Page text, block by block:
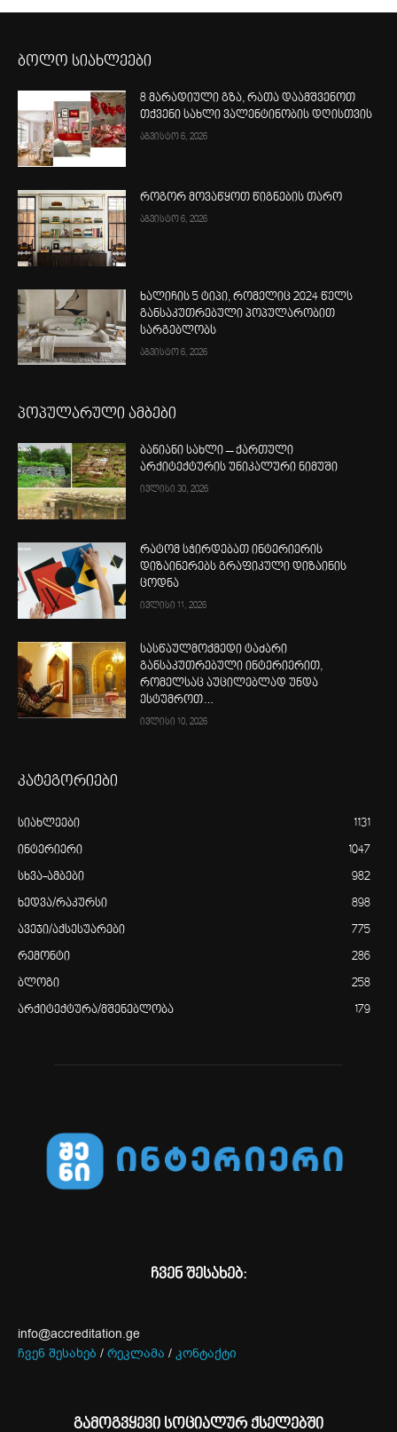
ბოლო სიახლეები
8 მარადიული გზა, რათა დაამშვენოთ
თქვენი სახლი ვალენტინობის დღისთვის
აგვისტო 6, 2026
როგორ მოვაწყოთ წიგნების თარო
აგვისტო 6, 2026
ხალიჩის 5 ტიპი, რომელიც 2024 წელს
განსაკუთრებული პოპულარობით
სარგებლობს
აგვისტო 6, 2026
პოპულარული ამბები
ბანიანი სახლი – ქართული
არქიტექტურის უნიკალური ნიმუში
ივლისი 30, 2026
რატომ სჭირდებათ ინტერიერის
დიზაინერებს გრაფიკული დიზაინის
ცოდნა
ივლისი 11, 2026
სასწაულმოქმედი ტაძარი
განსაკუთრებული ინტერიერით,
რომელსაც აუცილებლად უნდა
ესტუმროთ…
ივლისი 10, 2026
კატეგორიები
სიახლეები 1131
ინტერიერი 1047
სხვა-ამბები 982
ხედვა/რაკურსი 898
ავეჯი/აქსესუარები 775
რემონტი 286
ბლოგი 258
არქიტექტურა/მშენებლობა 179
ჩვენ შესახებ:
info@accreditation.ge
ჩვენ შესახებ / რეკლამა / კონტაქტი
გამოგვყევი სოციალურ ქსელებში